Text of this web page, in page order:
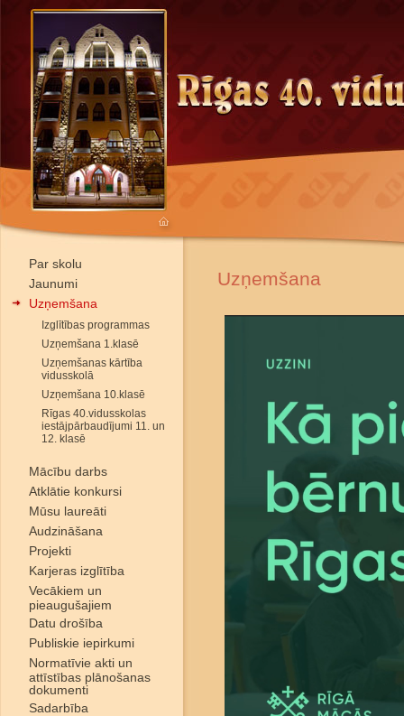
Par skolu
Jaunumi
Uzņemšana
Izglītības programmas
Uzņemšana 1.klasē
Uzņemšanas kārtība
vidusskolā
Uzņemšana 10.klasē
Rīgas 40.vidusskolas
iestājpārbaudījumi 11. un
12. klasē
Mācību darbs
Atklātie konkursi
Mūsu laureāti
Audzināšana
Projekti
Karjeras izglītība
Vecākiem un
pieaugušajiem
Datu drošība
Publiskie iepirkumi
Normatīvie akti un
attīstības plānošanas
dokumenti
Sadarbība
Uzņemšana